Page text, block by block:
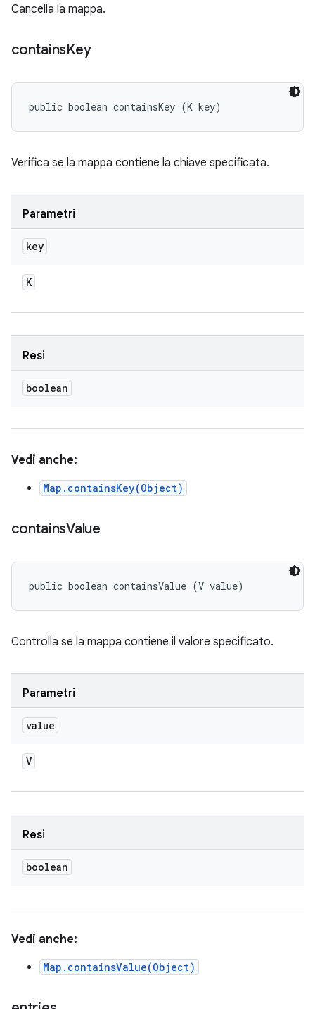
Cancella la mappa.
containsKey
public boolean containsKey (K key)
Verifica se la mappa contiene la chiave specificata.
Parametri
key
K
Resi
boolean
Vedi anche:
Map.containsKey(Object)
containsValue
public boolean containsValue (V value)
Controlla se la mappa contiene il valore specificato.
Parametri
value
V
Resi
boolean
Vedi anche:
Map.containsValue(Object)